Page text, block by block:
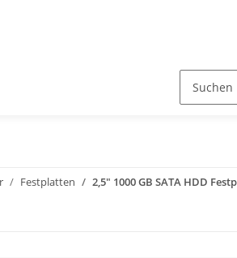
Festplatten 2,5" 1000 GB SATA HDD